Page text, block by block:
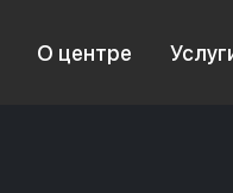
О центре